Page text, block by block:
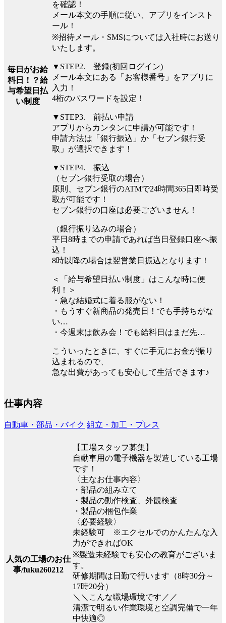
毎日がお給
料日！？給
与希望日払
い制度
を確認！
メール本文の手順に従い、アプリをインスト
ール！
※招待メール・SMSについては入社時にお送り
いたします。
▼STEP2. 登録(初回ログイン)
メール本文にある「お客様番号」をアプリに
入力！
4桁のパスワードを設定！
▼STEP3. 前払い申請
アプリからカンタンに申請が可能です！
申請方法は「銀行振込」か「セブン銀行受
取」が選択できます！
▼STEP4. 振込
（セブン銀行受取の場合）
原則、セブン銀行のATMで24時間365日即時受
取が可能です！
セブン銀行の口座は必要ございません！
（銀行振り込みの場合）
平⽇8時までの申請であれば当⽇登録口座へ振
込！
8時以降の場合は翌営業⽇振込となります！
＜「給与希望日払い制度」はこんな時に便
利！＞
・急な結婚式に着る服がない！
・もうすぐ新商品の発売日！でも手持ちがな
い…
・今週末は飲み会！でも給料日はまだ先…
こういったときに、すぐに手元にお金が振り
込まれるので、
急な出費があっても安心して生活できます♪
仕事内容
自動車・部品・バイク 組立・加工・プレス
人気の工場のお仕
事/fuku260212
【工場スタッフ募集】
自動車用の電子機器を製造している工場
です！
〈主なお仕事内容〉
・部品の組み立て
・製品の動作検査、外観検査
・製品の梱包作業
〈必要経験〉
未経験可 ※エクセルでのかんたんな入
力ができればOK
※製造未経験でも安心の教育がございま
す。
研修期間は日勤で行います（8時30分～
17時20分）
＼＼こんな職場環境です／／
清潔で明るい作業環境と空調完備で一年
中快適◎